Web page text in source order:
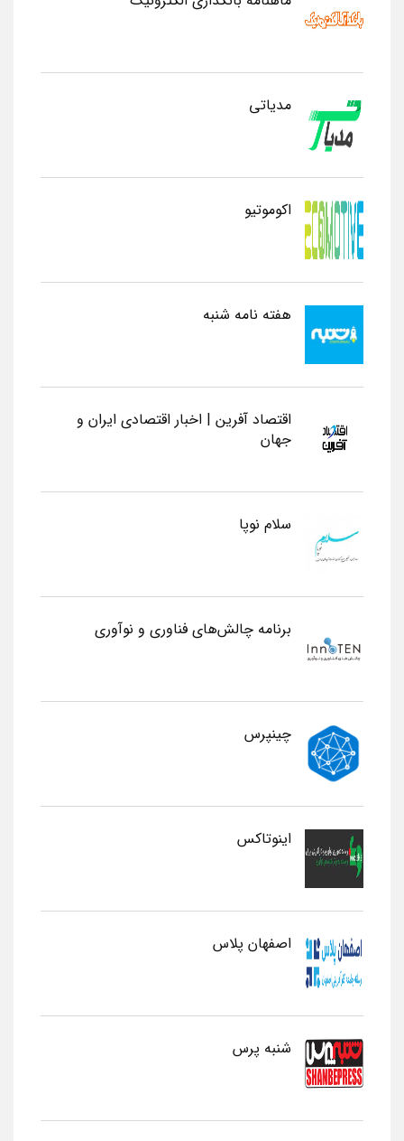
مدیاتی
اکوموتیو
هفته نامه شنبه
اقتصاد آفرین | اخبار اقتصادی ایران و
جهان
سلام نوپا
برنامه چالش‌های فناوری و نوآوری
چینپرس
اینوتاکس
اصفهان پلاس
شنبه پرس